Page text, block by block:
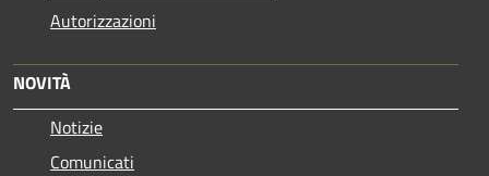
Autorizzazioni
NOVITÀ
Notizie
Comunicati